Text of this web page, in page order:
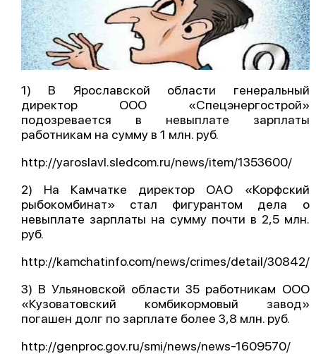
Трудовые конфликты
Отчеты
Предложить публикацию
Справочник
О проекте
Политика конфиденциальности
1) В Ярославской области генеральный
директор ООО «Спецэнергострой»
подозревается в невыплате зарплаты
работникам на сумму в 1 млн. руб.
http://yaroslavl.sledcom.ru/news/item/1353600/
2) На Камчатке директор ОАО «Корфский
рыбокомбинат» стал фигурантом дела о
невыплате зарплаты на сумму почти в 2,5 млн.
руб.
http://kamchatinfo.com/news/crimes/detail/30842/
3) В Ульяновской области 35 работникам ООО
«Кузоватовский комбикормовый завод»
погашен долг по зарплате более 3,8 млн. руб.
http://genproc.gov.ru/smi/news/news-1609570/